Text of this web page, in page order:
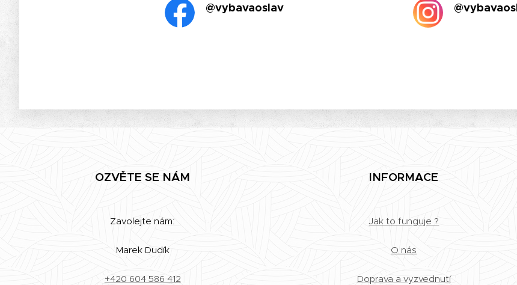
@vybavaoslav
OZVĚTE SE NÁM
Zavolejte nám:
Marek Dudík
+420 604 586 412
INFORMACE
Jak to funguje ?
O nás
Doprava a vyzvednutí